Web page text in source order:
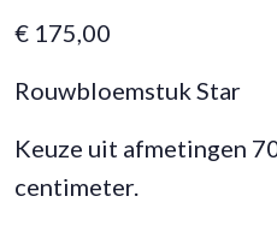
€ 175,00
Rouwbloemstuk Star
Keuze uit afmetingen
centimeter.